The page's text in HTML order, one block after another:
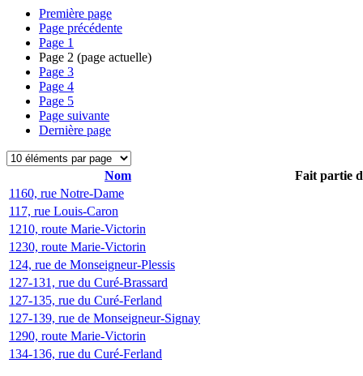
Première page
Page précédente
Page 1
Page 2 (page actuelle)
Page 3
Page 4
Page 5
Page suivante
Dernière page
Nom
Fait partie
1160, rue Notre-Dame
117, rue Louis-Caron
1210, route Marie-Victorin
1230, route Marie-Victorin
124, rue de Monseigneur-Plessis
127-131, rue du Curé-Brassard
127-135, rue du Curé-Ferland
127-139, rue de Monseigneur-Signay
1290, route Marie-Victorin
134-136, rue du Curé-Ferland